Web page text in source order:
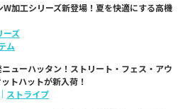
W加工シリーズ新登場！夏を快適にする高機
ーズ
ム
ニューハッタン！ストリート・フェス・アウ
トハットが新入荷！
｜ ストライプ